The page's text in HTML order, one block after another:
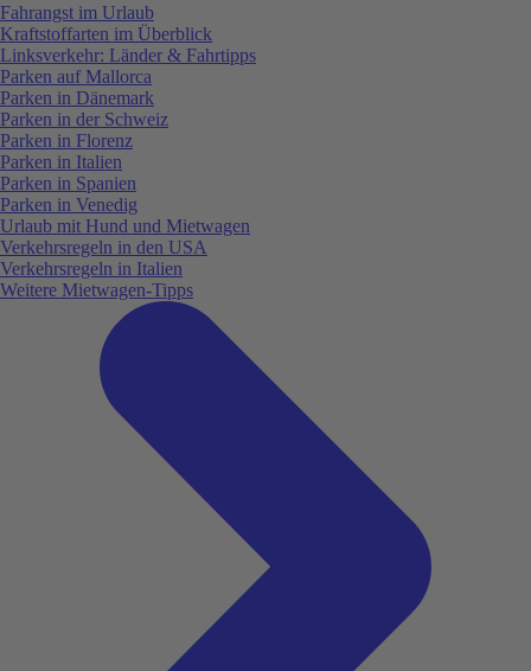
Fahrangst im Urlaub
Kraftstoffarten im Überblick
Linksverkehr: Länder & Fahrtipps
Parken auf Mallorca
Parken in Dänemark
Parken in der Schweiz
Parken in Florenz
Parken in Italien
Parken in Spanien
Parken in Venedig
Urlaub mit Hund und Mietwagen
Verkehrsregeln in den USA
Verkehrsregeln in Italien
Weitere Mietwagen-Tipps